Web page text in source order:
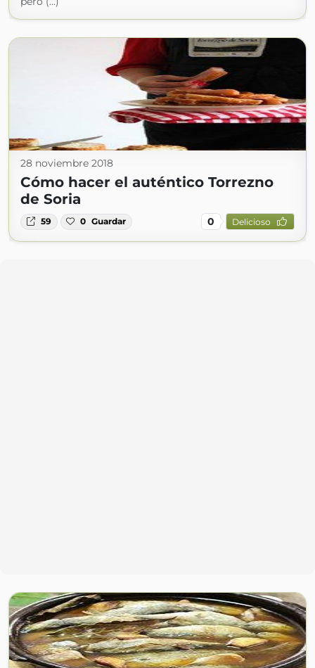
28 noviembre 2018
Cómo hacer el auténtico Torrezno
de Soria
59 0 Guardar 0 Delicioso